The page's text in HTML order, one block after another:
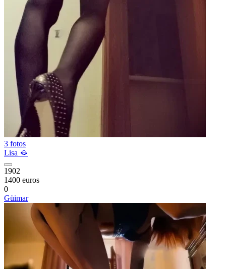
3 fotos
Lisa 🫦
1902
1400 euros
0
Güimar